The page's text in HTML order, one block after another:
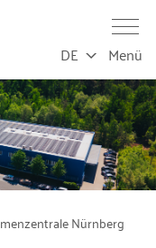
DE Menü
Nürnberg